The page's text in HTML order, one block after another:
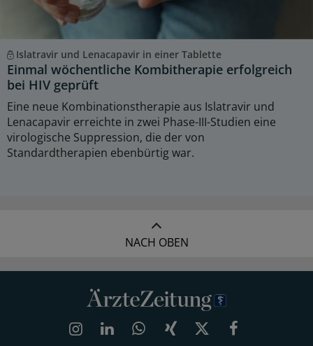
Islatravir und Lenacapavir in einer Tablette
Einmal wöchentliche Kombitherapie erfolgreich
bei HIV geprüft
Eine neue Kombinationstherapie aus Islatravir und
Lenacapavir erreichte in zwei Phase-III-Studien eine
virologische Suppression, die der von
Standardtherapien ebenbürtig war.
NACH OBEN